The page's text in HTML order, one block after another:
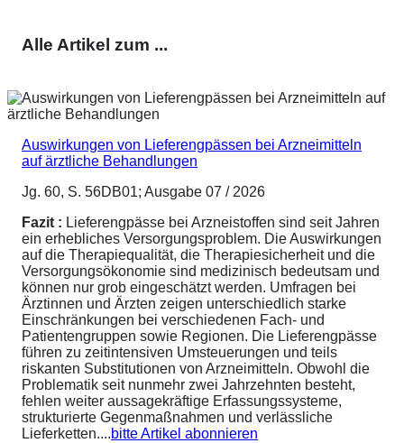
Alle Artikel zum ...
Auswirkungen von Lieferengpässen bei Arzneimitteln
auf ärztliche Behandlungen
Jg. 60, S. 56DB01; Ausgabe 07 / 2026
Fazit : Lieferengpässe bei Arzneistoffen sind seit Jahren
ein erhebliches Versorgungsproblem. Die Auswirkungen
auf die Therapiequalität, die Therapiesicherheit und die
Versorgungsökonomie sind medizinisch bedeutsam und
können nur grob eingeschätzt werden. Umfragen bei
Ärztinnen und Ärzten zeigen unterschiedlich starke
Einschränkungen bei verschiedenen Fach- und
Patientengruppen sowie Regionen. Die Lieferengpässe
führen zu zeitintensiven Umsteuerungen und teils
riskanten Substitutionen von Arzneimitteln. Obwohl die
Problematik seit nunmehr zwei Jahrzehnten besteht,
fehlen weiter aussagekräftige Erfassungssysteme,
strukturierte Gegenmaßnahmen und verlässliche
Lieferketten....bitte Artikel abonnieren